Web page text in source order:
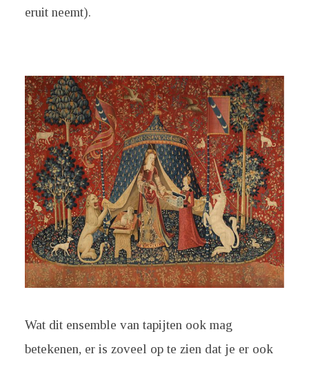
eruit neemt).
Wat dit ensemble van tapijten ook mag
betekenen, er is zoveel op te zien dat je er ook